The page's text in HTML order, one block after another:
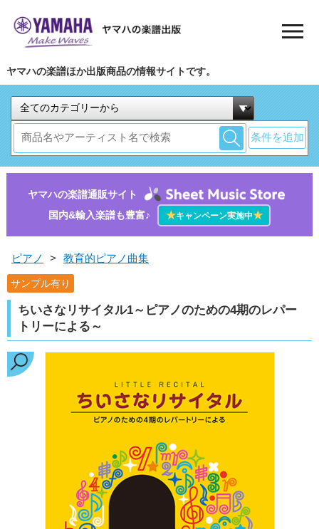
ヤマハの楽譜ほか出版商品の情報サイトです。
条件を追加
ヤマハの楽譜通販サイト
国内&輸入楽譜も豊富♪
★キャンペーン実施中★
ピアノ > 教育的ピアノ曲集
サンプル有り
ちいさなリサイタル1～ピアノのための4期のレパー
トリーによる～